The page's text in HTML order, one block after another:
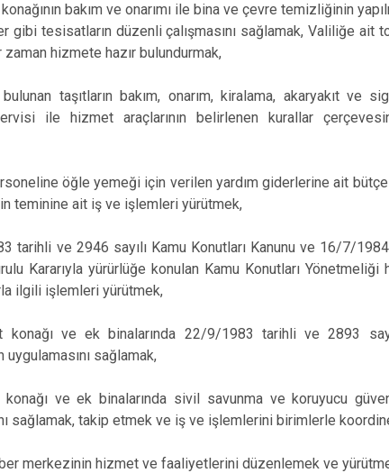
bakım ve onarımı ile bina ve çevre temizliğinin
gibi tesisatların düzenli çalışmasını sağlamak, Valiliğe ait
zaman hizmete hazır bulundurmak,
taşıtların bakım, onarım, kiralama, akaryakıt ve
ile hizmet araçlarının belirlenen kurallar
öğle yemeği için verilen yardım giderlerine ait
teminine ait iş ve işlemleri yürütmek,
tarihli ve 2946 sayılı Kamu Konutları Kanunu ve 16/7/
Kararıyla yürürlüğe konulan Kamu Konutları
ilgili işlemleri yürütmek,
konağı ve ek binalarında 22/9/1983 tarihli ve 2893
uygulamasını sağlamak,
ve ek binalarında sivil savunma ve koruyucu
sağlamak, takip etmek ve iş ve işlemlerini birimlerle
merkezinin hizmet ve faaliyetlerini düzenlemek ve